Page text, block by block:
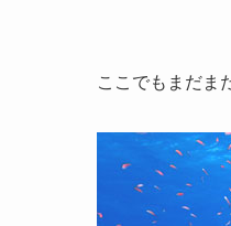
ここでもまだま